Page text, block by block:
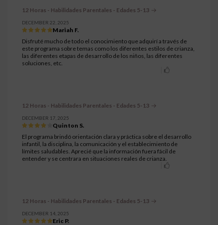
12 Horas - Habilidades Parentales - Edades 5-13
DECEMBER 22, 2025
Mariah F.
Disfruté mucho de todo el conocimiento que adquirí a través de
este programa sobre temas como los diferentes estilos de crianza,
las diferentes etapas de desarrollo de los niños, las diferentes
soluciones, etc.
12 Horas - Habilidades Parentales - Edades 5-13
DECEMBER 17, 2025
Quinton S.
El programa brindó orientación clara y práctica sobre el desarrollo
infantil, la disciplina, la comunicación y el establecimiento de
límites saludables. Aprecié que la información fuera fácil de
entender y se centrara en situaciones reales de crianza.
12 Horas - Habilidades Parentales - Edades 5-13
DECEMBER 14, 2025
Eric P.